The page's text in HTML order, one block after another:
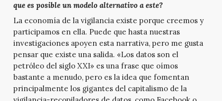
que es posible un modelo alternativo a este?
La economía de la vigilancia existe porque creemos y
participamos en ella. Puede que hasta nuestras
investigaciones apoyen esta narrativa, pero me gusta
pensar que existe una salida. «Los datos son el
petróleo del siglo XXI» es una frase que oímos
bastante a menudo, pero es la idea que fomentan
principalmente los gigantes del capitalismo de la